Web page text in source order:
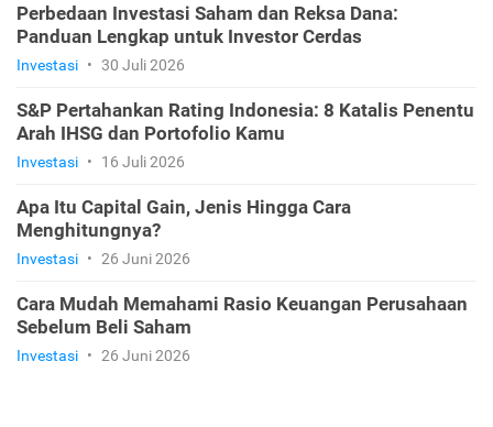
Perbedaan Investasi Saham dan Reksa Dana:
Panduan Lengkap untuk Investor Cerdas
Investasi • 30 Juli 2026
S&P Pertahankan Rating Indonesia: 8 Katalis Penentu
Arah IHSG dan Portofolio Kamu
Investasi • 16 Juli 2026
Apa Itu Capital Gain, Jenis Hingga Cara
Menghitungnya?
Investasi • 26 Juni 2026
Cara Mudah Memahami Rasio Keuangan Perusahaan
Sebelum Beli Saham
Investasi • 26 Juni 2026